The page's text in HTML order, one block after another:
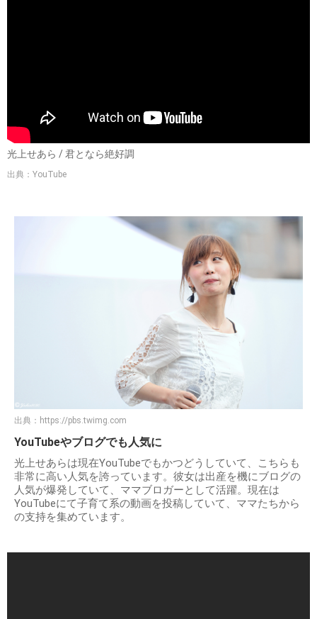
光上せあら / 君となら絶好調
出典：YouTube
出典： https://pbs.twimg.com
YouTubeやブログでも人気に
光上せあらは現在YouTubeでもかつどうしていて、こちらも
非常に高い人気を誇っています。彼女は出産を機にブログの
人気が爆発していて、ママブロガーとして活躍。現在は
YouTubeにて子育て系の動画を投稿していて、ママたちから
の支持を集めています。